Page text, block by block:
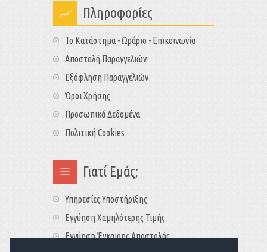
Πληροφορίες
Το Κατάστημα - Ωράριο - Επικοινωνία
Αποστολή Παραγγελιών
Εξόφληση Παραγγελιών
Όροι Χρήσης
Προσωπικά Δεδομένα
Πολιτική Cookies
Γιατί Εμάς;
Υπηρεσίες Υποστήριξης
Εγγύηση Χαμηλότερης Τιμής
Εγγύηση Έγκαιρης Αποστολής